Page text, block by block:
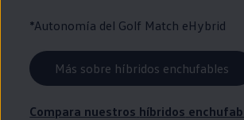
*Autonomía del Golf Match eHybrid
Más sobre híbridos enchufables
Compara nuestros híbridos